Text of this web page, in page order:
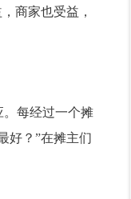
商家也受益，
。每经过一个摊
好？”在摊主们